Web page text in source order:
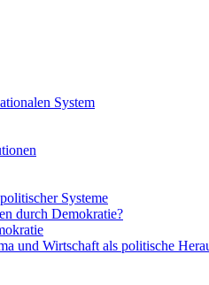
System
Systeme
durch Demokratie?
und Wirtschaft als politische